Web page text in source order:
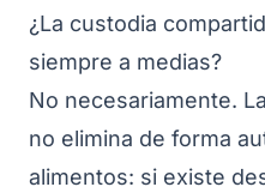
¿La custodia
siempre a medias?
No necesariamente.
no elimina de forma
alimentos: si existe